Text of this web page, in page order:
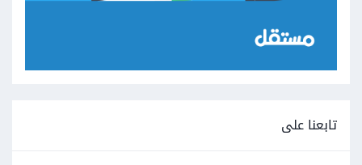
تابعنا على